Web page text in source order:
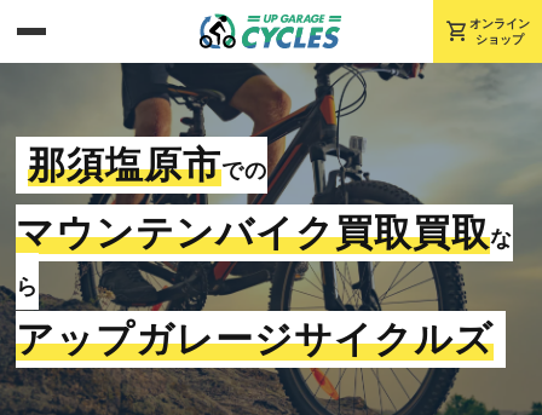
shopping_cart オンライン
ショップ
那須塩原市での
マウンテンバイク買取買取な
ら
アップガレージサイクルズ